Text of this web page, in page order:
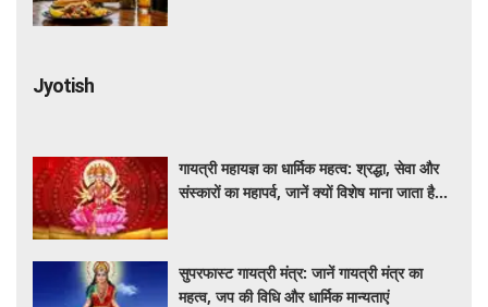
Jyotish
गायत्री महायज्ञ का धार्मिक महत्व: श्रद्धा, सेवा और
संस्कारों का महापर्व, जानें क्यों विशेष माना जाता है
सुपरफास्ट गायत्री मंत्र: जानें गायत्री मंत्र का
महत्व, जप की विधि और धार्मिक मान्यताएं